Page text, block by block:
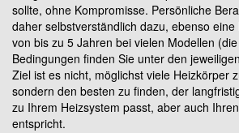
sollte, ohne Kompromisse. Persönliche
daher selbstverständlich dazu, ebenso
von bis zu 5 Jahren bei vielen Modellen
Bedingungen finden Sie unter den
Ziel ist es nicht, möglichst viele Heizkörper
sondern den besten zu finden, der
zu Ihrem Heizsystem passt, aber auch
entspricht.